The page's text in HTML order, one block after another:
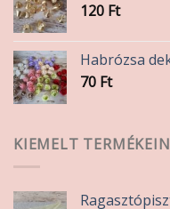
120 Ft
Habrózsa
70 Ft
KIEMELT